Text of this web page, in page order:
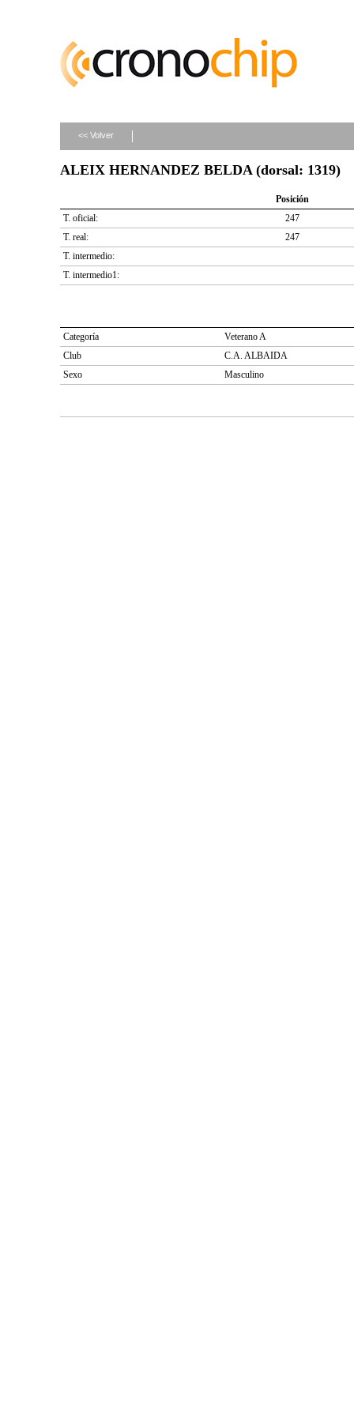
<< Volver
ALEIX HERNANDEZ BELDA (dorsal: 1319)
Posición
T. oficial:
247
T. real:
247
T. intermedio:
T. intermedio1:
Categoría
Veterano A
Club
C.A. ALBAIDA
Sexo
Masculino